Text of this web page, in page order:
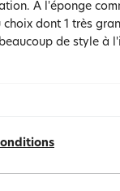
A l'éponge
dont 1 très
de style à